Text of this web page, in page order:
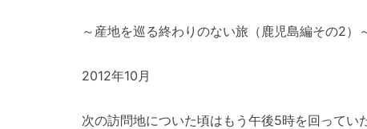
～産地を巡る終わりのない旅（鹿児島編その2）
2012年10月
次の訪問地についた頃はもう午後5時を回って